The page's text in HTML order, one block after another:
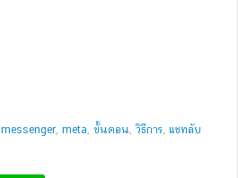
messenger, meta, ขั้นตอน,วิธีการ, แชทลับ